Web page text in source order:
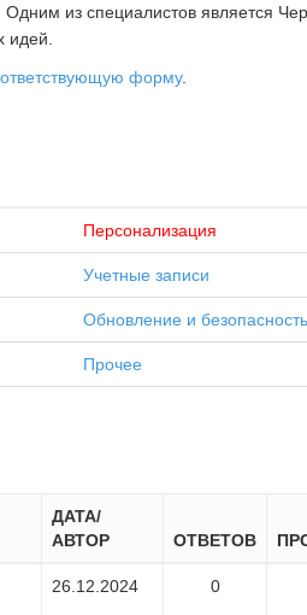
из специалистов является
идей.
форму.
Персонализация
Учетные записи
Обновление и безопасность
Прочее
ДАТА/
АВТОР
ОТВЕТОВ
26.12.2024 0